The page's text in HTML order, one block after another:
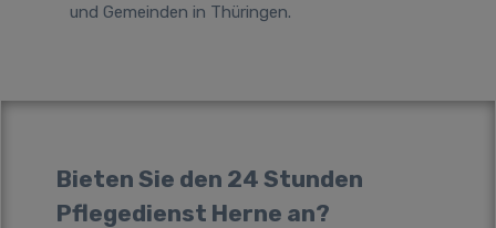
und Gemeinden in Thüringen.
Bieten Sie den 24 Stunden
Pflegedienst Herne an?